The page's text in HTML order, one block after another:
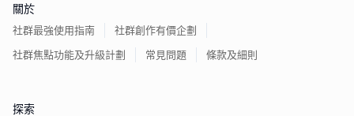
關於
社群最強使用指南
社群創作有價企劃
社群焦點功能及升級計劃
常見問題 條款及細則
探索